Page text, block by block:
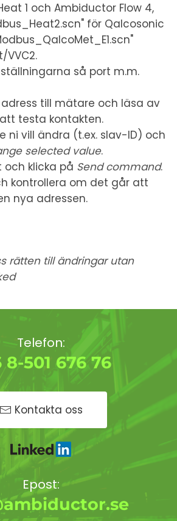
1 och Ambiductor Flow 4,
för Qalcosonic
så port m.m.
till mätare och läsa av
testa kontakten.
ni vill ändra (t.ex. slav-ID) och
selected value.
klicka på Send command.
kontrollera om det går att
nya adressen.
rätten till ändringar utan
Telefon:
8-501 676 76
Kontakta oss
Epost: